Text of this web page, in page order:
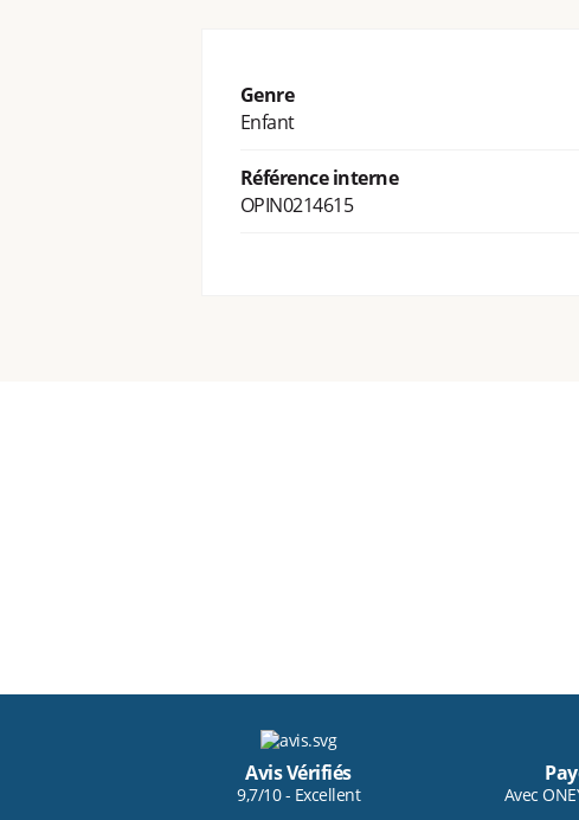
Genre
Enfant
Référence interne
OPIN0214615
Avis Vérifiés
9,7/10 - Excellent
Avec